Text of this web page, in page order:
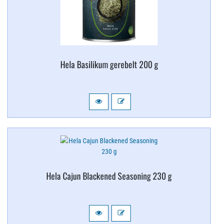
Hela Basilikum gerebelt 200 g
Hela Cajun Blackened Seasoning 230 g